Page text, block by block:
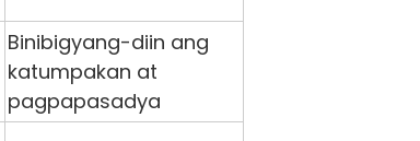
Binibigyang-diin ang
katumpakan at
pagpapasadya